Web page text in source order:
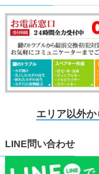
エリア以外
LINE問い合わせ